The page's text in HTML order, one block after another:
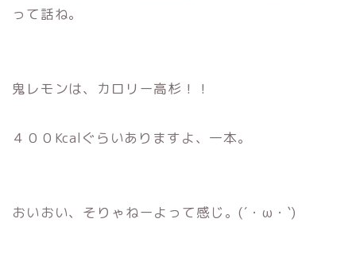
って話ね。
鬼レモンは、カロリー高杉！！
４００Kcalぐらいありますよ、一本。
おいおい、そりゃねーよって感じ。(´・ω・`)